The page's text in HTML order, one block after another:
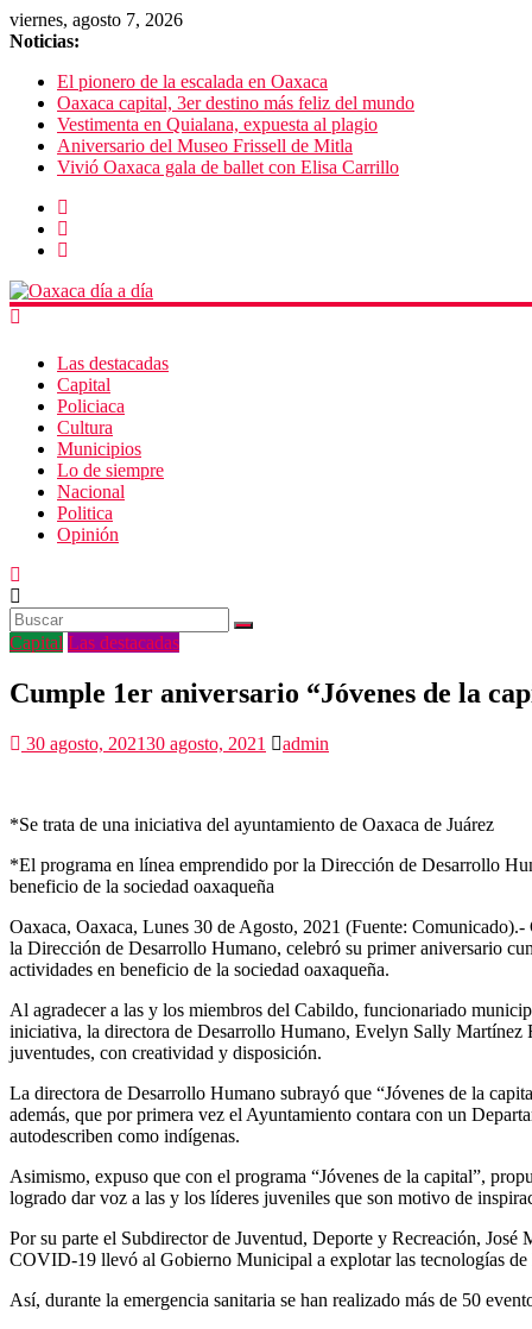
viernes, agosto 7, 2026
Noticias:
El pionero de la escalada en Oaxaca
Oaxaca capital, 3er destino más feliz del mundo
Vestimenta en Quialana, expuesta al plagio
Aniversario del Museo Frissell de Mitla
Vivió Oaxaca gala de ballet con Elisa Carrillo
Las destacadas
Capital
Policiaca
Cultura
Municipios
Lo de siempre
Nacional
Politica
Opinión
Capital Las destacadas
Cumple 1er aniversario “Jóvenes de la
30 agosto, 202130 agosto, 2021 admin
*Se trata de una iniciativa del ayuntamiento de Oaxaca de Juárez
*El programa en línea emprendido por la Dirección de Desarrollo
beneficio de la sociedad oaxaqueña
Oaxaca, Oaxaca, Lunes 30 de Agosto, 2021 (Fuente:
la Dirección de Desarrollo Humano, celebró su primer aniversario
actividades en beneficio de la sociedad oaxaqueña.
Al agradecer a las y los miembros del Cabildo, funcionariado
iniciativa, la directora de Desarrollo Humano, Evelyn Sally Martínez
juventudes, con creatividad y disposición.
La directora de Desarrollo Humano subrayó que “Jóvenes de la
además, que por primera vez el Ayuntamiento contara con un
autodescriben como indígenas.
Asimismo, expuso que con el programa “Jóvenes de la capital”,
logrado dar voz a las y los líderes juveniles que son motivo de
Por su parte el Subdirector de Juventud, Deporte y Recreación,
COVID-19 llevó al Gobierno Municipal a explotar las tecnologías de
Así, durante la emergencia sanitaria se han realizado más de 50